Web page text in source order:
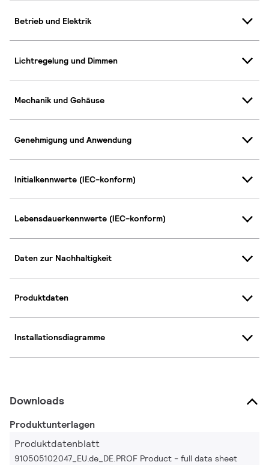
Betrieb und Elektrik
Lichtregelung und Dimmen
Mechanik und Gehäuse
Genehmigung und Anwendung
Initialkennwerte (IEC-konform)
Lebensdauerkennwerte (IEC-konform)
Daten zur Nachhaltigkeit
Produktdaten
Installationsdiagramme
Downloads
Produktunterlagen
Produktdatenblatt
910505102047_EU.de_DE.PROF Product - full data sheet